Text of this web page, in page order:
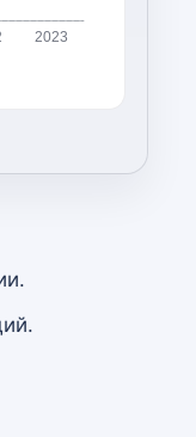
2023